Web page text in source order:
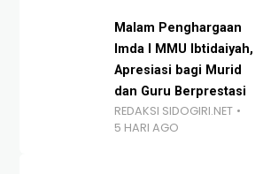
Malam Penghargaan
Imda I MMU Ibtidaiyah,
Apresiasi bagi Murid
dan Guru Berprestasi
REDAKSI SIDOGIRI.NET
5 HARI AGO